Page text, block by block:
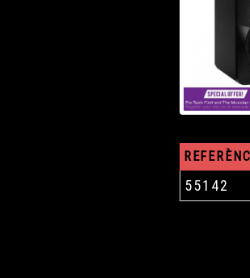
55142